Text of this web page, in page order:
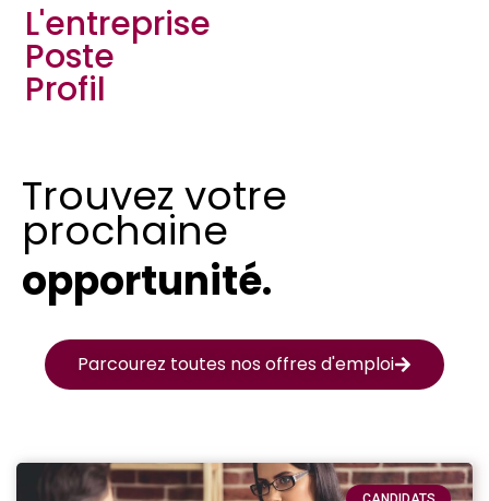
L'entreprise
Poste
Profil
Trouvez votre
prochaine
opportunité.
Parcourez toutes nos offres d'emploi